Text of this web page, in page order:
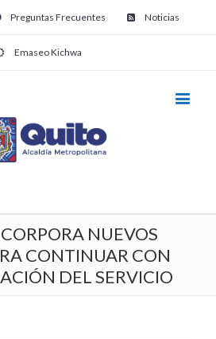
Preguntas Frecuentes Noticias
Emaseo Kichwa
NUEVOS
CONTINUAR CON
DEL SERVICIO